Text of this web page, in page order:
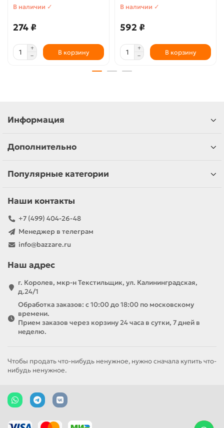
В наличии ✓
274 ₽
В корзину
В наличии ✓
592 ₽
В корзину
Информация
Дополнительно
Популярные категории
Наши контакты
+7 (499) 404-26-48
Менеджер в телеграм
info@bazzare.ru
Наш адрес
г. Королев, мкр-н Текстильщик, ул. Калининградская,
д.24/1
Обработка заказов: с 10:00 до 18:00 по московскому
времени.
Прием заказов через корзину 24 часа в сутки, 7 дней в
неделю.
Чтобы продать что-нибудь ненужное, нужно сначала купить что-
нибудь ненужное.